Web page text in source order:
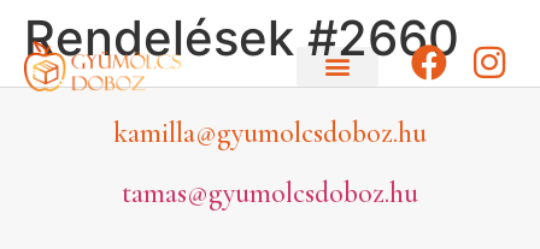
Rendelések #2660
kamilla@gyumolcsdoboz.hu
tamas@gyumolcsdoboz.hu